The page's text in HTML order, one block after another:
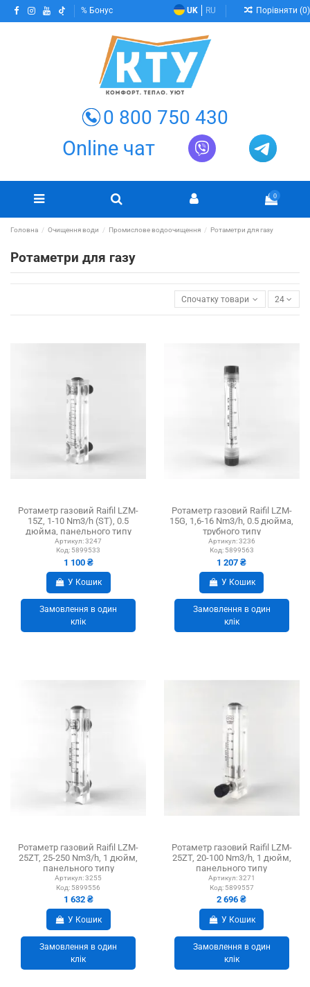
Бонус UK RU Порівняти (0)
0 800 750 430
Online чат
0
Головна Очищення води Промислове водоочищення Ротаметри для газу
Ротаметри для газу
Спочатку товари в наявності
24
Ротаметр газовий Raifil LZM-
15Z, 1-10 Nm3/h (ST), 0.5
дюйма, панельного типу
Артикул:3247
Код: 5899533
1 100 ₴
У Кошик
Замовлення в один
клік
Ротаметр газовий Raifil LZM-
15G, 1,6-16 Nm3/h, 0.5 дюйма,
трубного типу
Артикул:3236
Код: 5899563
1 207 ₴
У Кошик
Замовлення в один
клік
Ротаметр газовий Raifil LZM-
25ZT, 25-250 Nm3/h, 1 дюйм,
панельного типу
Артикул:3255
Код: 5899556
1 632 ₴
У Кошик
Замовлення в один
клік
Ротаметр газовий Raifil LZM-
25ZT, 20-100 Nm3/h, 1 дюйм,
панельного типу
Артикул:3271
Код: 5899557
2 696 ₴
У Кошик
Замовлення в один
клік